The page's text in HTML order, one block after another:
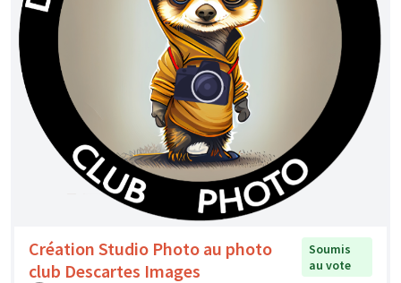
Création Studio Photo au photo
club Descartes Images
Soumis
au vote